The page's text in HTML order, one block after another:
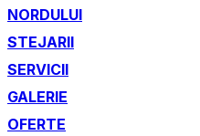
NORDULUI
STEJARII
SERVICII
GALERIE
OFERTE